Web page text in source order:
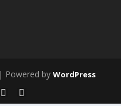
| Powered by WordPress